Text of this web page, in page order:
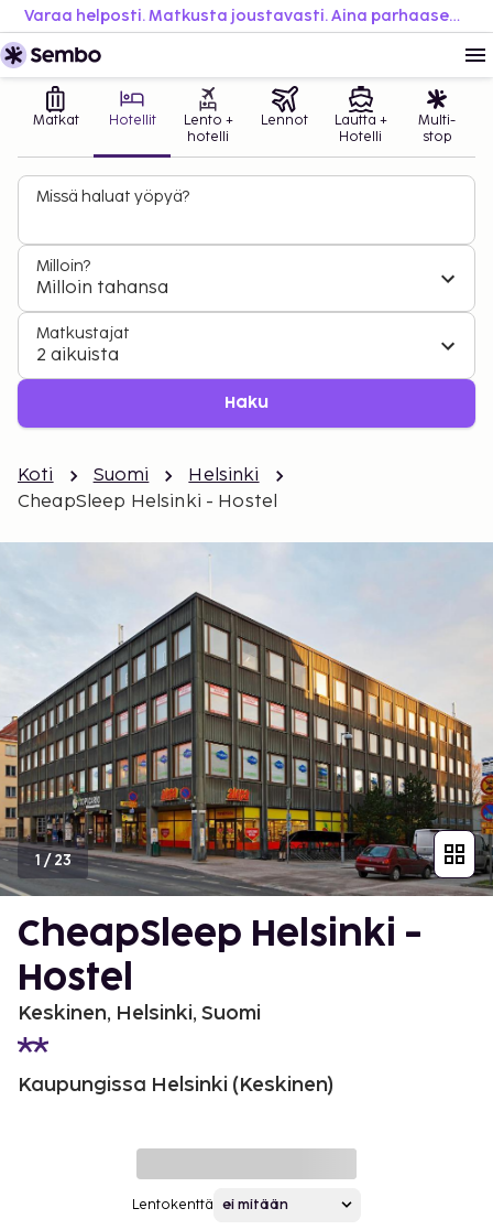
Varaa helposti. Matkusta joustavasti. Aina parhaaseen hintaan.
Matkat Hotellit
Lento +
hotelli
Lennot
Lautta +
Hotelli
Multi-
stop
Missä haluat yöpyä?
Milloin?
Milloin tahansa
Matkustajat
2 aikuista
Haku
Koti Suomi
Helsinki
CheapSleep Helsinki - Hostel
1 /23
CheapSleep Helsinki -
Hostel
Keskinen, Helsinki, Suomi
Kaupungissa Helsinki (Keskinen)
Lentokenttä